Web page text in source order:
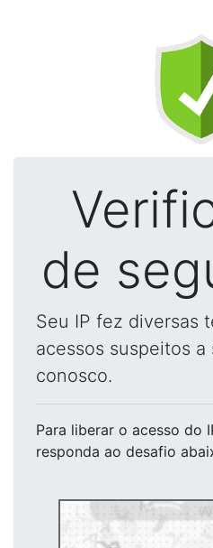
de
Seu IP fez diversas
acessos suspeitos
conosco.
Para liberar o acesso do
responda ao desafio